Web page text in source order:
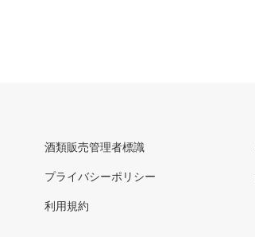
酒類販売管理者標識
プライバシーポリシー
利用規約